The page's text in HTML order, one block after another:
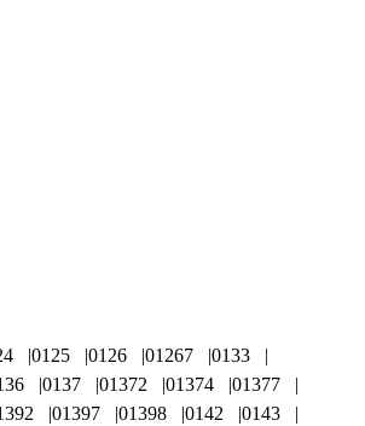
0125 0126 01267
0133
0137 01372 01374
01377
01397 01398 0142
0143